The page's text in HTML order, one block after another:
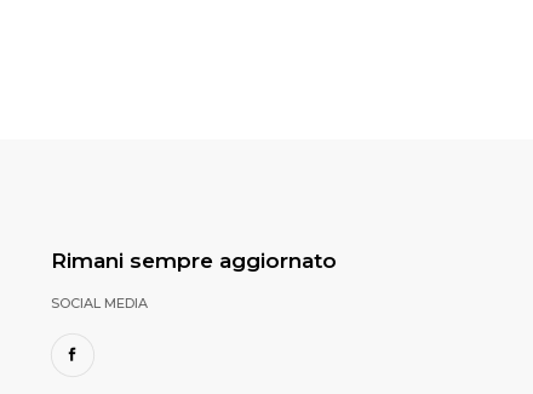
Rimani sempre aggiornato
SOCIAL MEDIA